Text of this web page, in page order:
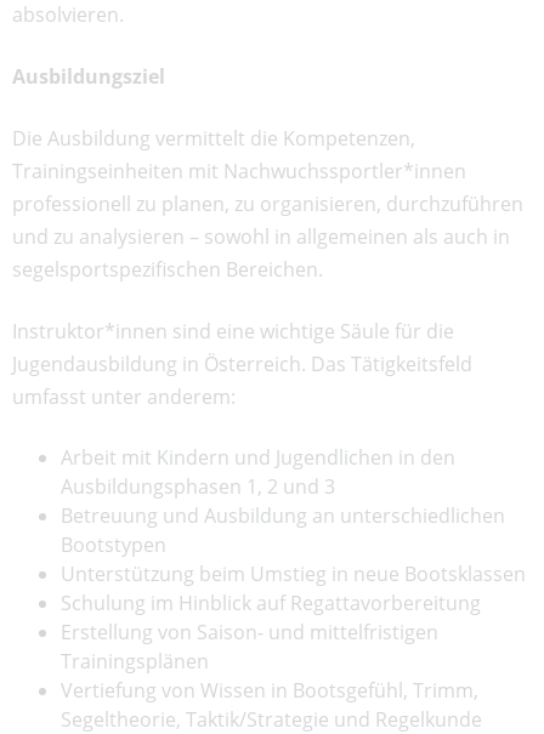
absolvieren.
Ausbildungsziel
Die Ausbildung vermittelt die Kompetenzen,
Trainingseinheiten mit Nachwuchssportler*innen
professionell zu planen, zu organisieren, durchzuführen
und zu analysieren – sowohl in allgemeinen als auch in
segelsportspezifischen Bereichen.
Instruktor*innen sind eine wichtige Säule für die
Jugendausbildung in Österreich. Das Tätigkeitsfeld
umfasst unter anderem:
Arbeit mit Kindern und Jugendlichen in den
Ausbildungsphasen 1, 2 und 3
Betreuung und Ausbildung an unterschiedlichen
Bootstypen
Unterstützung beim Umstieg in neue Bootsklassen
Schulung im Hinblick auf Regattavorbereitung
Erstellung von Saison- und mittelfristigen
Trainingsplänen
Vertiefung von Wissen in Bootsgefühl, Trimm,
Segeltheorie, Taktik/Strategie und Regelkunde